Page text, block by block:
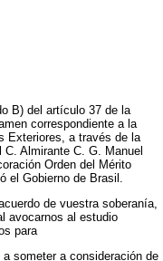
B) del artículo 37 de la
correspondiente a la
Exteriores, a través de la
Almirante C. G. Manuel
Orden del Mérito
el Gobierno de Brasil.
de vuestra soberanía,
avocarnos al estudio
para
someter a consideración de